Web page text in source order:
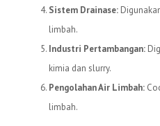
Sistem Drainase:
limbah.
Industri Pertambangan:
kimia dan slurry.
Pengolahan Air Limbah:
limbah.